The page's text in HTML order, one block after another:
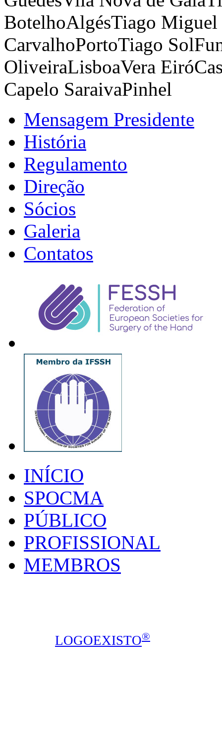
BotelhoAlgésTiago Miguel
CarvalhoPortoTiago Sol
OliveiraLisboaVera Eiró
Capelo SaraivaPinhel
Mensagem Presidente
História
Regulamento
Direção
Sócios
Galeria
Contatos
INÍCIO
SPOCMA
PÚBLICO
PROFISSIONAL
MEMBROS
LOGOEXISTO®